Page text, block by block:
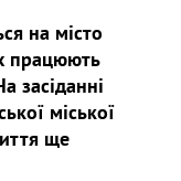
на місто
працюють
засіданні
міської
ще